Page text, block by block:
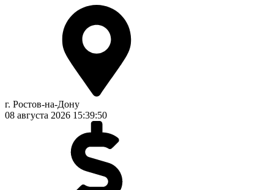
г. Ростов-на-Дону
08 августа 2026 15:39:51